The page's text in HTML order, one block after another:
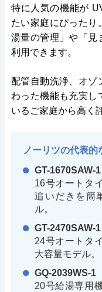
特に人気の機能が
たい家庭にぴったり
湯量の管理」や「見
利用できます。
配管自動洗浄、オゾ
わった機能も充実し
いるご家庭から高く
ノーリツの代表
GT-1670SAW-
16号オートタ
追いだきを簡
ル。
GT-2470SAW-
24号オートタ
大容量モデル。
GQ-2039WS-1
20号給湯専用